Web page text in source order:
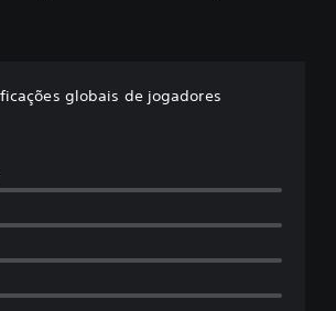
globais de jogadores